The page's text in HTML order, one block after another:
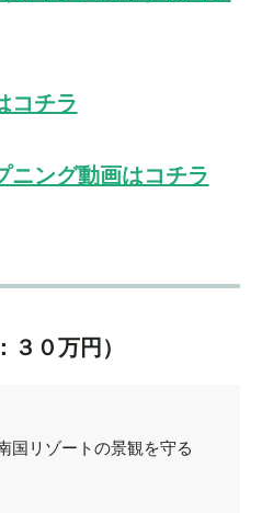
コチラ
ニング動画はコチラ
０万円）
国リゾートの景観を守る